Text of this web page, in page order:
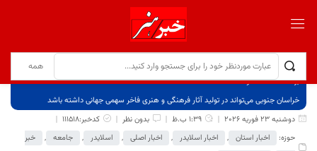
برگ نخست
نوشته‌ها
خراسان جنوبی می‌تواند در تولید آثار فرهنگی و هنری فاخر سهمی جهانی داشته باشد
دوشنبه 23 فوریه 2026
1:39 ب.ظ بدون نظر
کدخبر:111518
حوزه:
اخبار استان , اخبار اسلایدر , اخبار اصلی , اسلایدر , جامعه ,
خبر